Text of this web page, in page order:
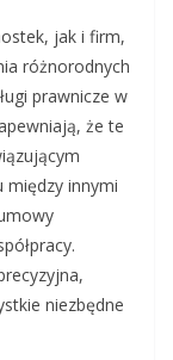
jak i firm,
różnorodnych
prawnicze w
że te
innymi
niezbędne